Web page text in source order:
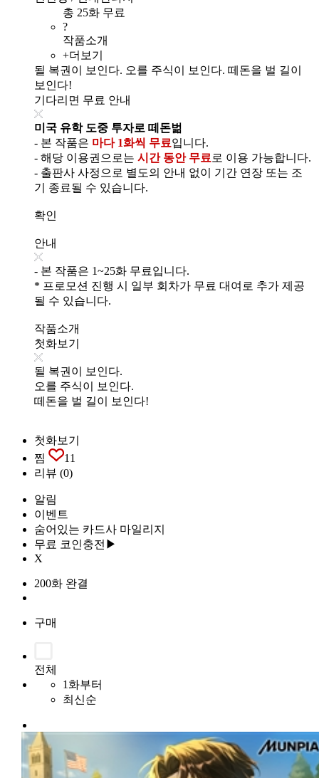
총 25화 무료
?
작품소개
+더보기
될 복권이 보인다. 오를 주식이 보인다. 떼돈을 벌 길이
보인다!
기다리면 무료 안내
미국 유학 도중 투자로 떼돈벎
- 본 작품은 마다 1화씩 무료입니다.
- 해당 이용권으로는 시간 동안 무료 로 이용 가능합니다.
- 출판사 사정으로 별도의 안내 없이 기간 연장 또는 조
기 종료될 수 있습니다.
확인
안내
- 본 작품은 1~25화 무료입니다.
* 프로모션 진행 시 일부 회차가 무료 대여로 추가 제공
될 수 있습니다.
작품소개
첫화보기
될 복권이 보인다.
오를 주식이 보인다.
떼돈을 벌 길이 보인다!
첫화보기
찜
11
리뷰 (0)
알림
이벤트
숨어있는 카드사 마일리지
무료 코인충전▶
X
200화 완결
구매
전체
1화부터
최신순